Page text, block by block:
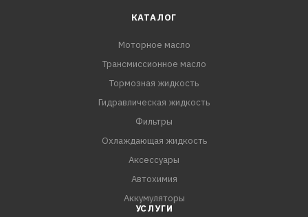
эффективно удаляет шлам и препятствует
- Высокая устойчивость к окислению и термическая
СПЕЦИФИКАЦИИ:
КАТАЛОГ
Моторное масло
Трансмиссионное масло
Тормозная жидкость
Гидравлическая жидкость
Фильтры
Охлаждающая жидкость
Аксессуары
Автохимия
Аккумуляторы
УСЛУГИ